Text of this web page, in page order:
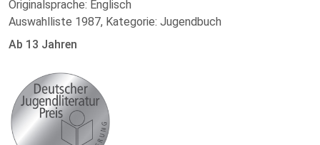
Originalsprache: Englisch
Auswahlliste 1987, Kategorie: Jugendbuch
Ab 13 Jahren